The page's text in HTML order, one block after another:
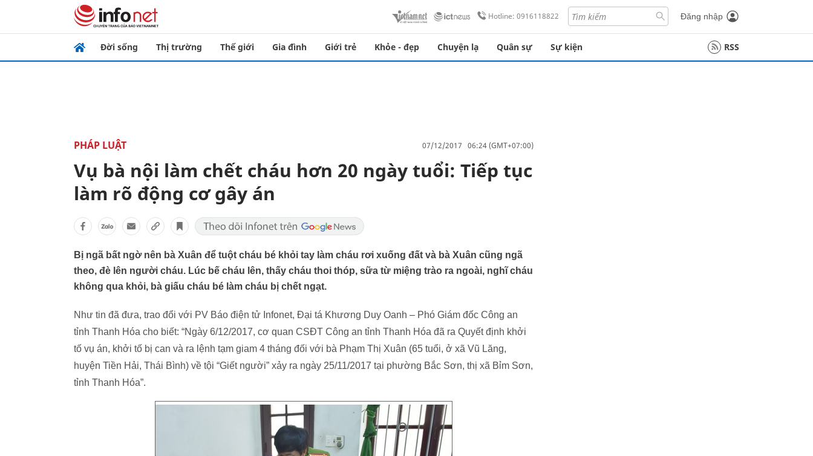
Hotline: 0916118822 Đăng nhập
Đời sống Thị trường Thế giới Gia đình Giới trẻ Khỏe - đẹp Chuyện lạ Quân sự Sự kiện RSS
PHÁP LUẬT 07/12/2017 06:24 (GMT+07:00)
Vụ bà nội làm chết cháu hơn 20 ngày tuổi: Tiếp tục
làm rõ động cơ gây án
Bị ngã bất ngờ nên bà Xuân để tuột cháu bé khỏi tay làm cháu rơi xuống đất và bà Xuân cũng ngã
theo, đè lên người cháu. Lúc bế cháu lên, thấy cháu thoi thóp, sữa từ miệng trào ra ngoài, nghĩ cháu
không qua khỏi, bà giấu cháu bé làm cháu bị chết ngạt.
Như tin đã đưa, trao đổi với PV Báo điện tử Infonet, Đại tá Khương Duy Oanh – Phó Giám đốc Công an
tỉnh Thanh Hóa cho biết: “Ngày 6/12/2017, cơ quan CSĐT Công an tỉnh Thanh Hóa đã ra Quyết định khởi
tố vụ án, khởi tố bị can và ra lệnh tạm giam 4 tháng đối với bà Phạm Thị Xuân (65 tuổi, ở xã Vũ Lăng,
huyện Tiền Hải, Thái Bình) về tội “Giết người” xảy ra ngày 25/11/2017 tại phường Bắc Sơn, thị xã Bỉm Sơn,
tỉnh Thanh Hóa”.